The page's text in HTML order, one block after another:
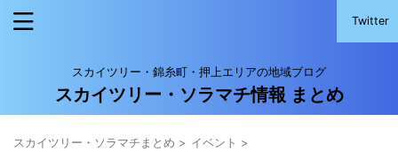
Twitter
スカイツリー・錦糸町・押上エリアの地域ブログ
スカイツリー・ソラマチ情報 まとめ
スカイツリー・ソラマチまとめ > イベント >